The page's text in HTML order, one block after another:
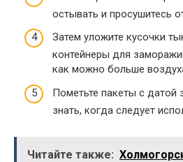
остывать и просушитесь
Затем уложите кусочки
контейнеры для
как можно больше
Пометьте пакеты с датой
знать, когда следует
Читайте также: